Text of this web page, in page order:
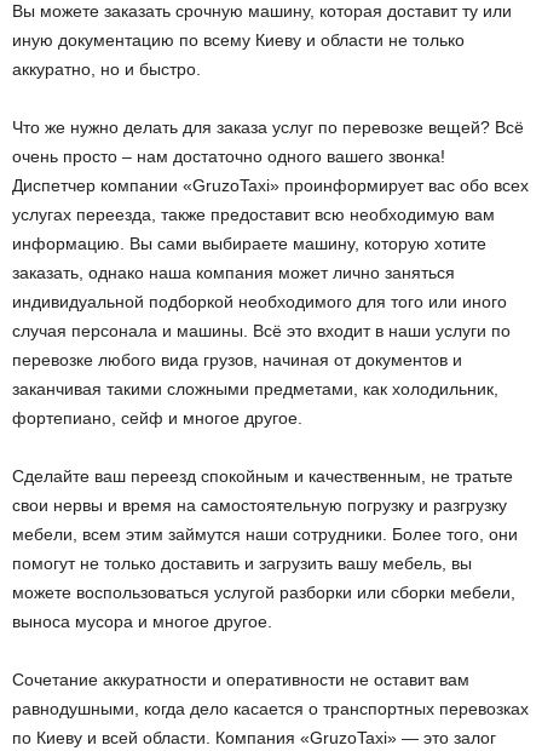
Вы можете заказать срочную машину, которая доставит ту или
иную документацию по всему Киеву и области не только
аккуратно, но и быстро.
Что же нужно делать для заказа услуг по перевозке вещей? Всё
очень просто – нам достаточно одного вашего звонка!
Диспетчер компании «GruzoTaxi» проинформирует вас обо всех
услугах переезда, также предоставит всю необходимую вам
информацию. Вы сами выбираете машину, которую хотите
заказать, однако наша компания может лично заняться
индивидуальной подборкой необходимого для того или иного
случая персонала и машины. Всё это входит в наши услуги по
перевозке любого вида грузов, начиная от документов и
заканчивая такими сложными предметами, как холодильник,
фортепиано, сейф и многое другое.
Сделайте ваш переезд спокойным и качественным, не тратьте
свои нервы и время на самостоятельную погрузку и разгрузку
мебели, всем этим займутся наши сотрудники. Более того, они
помогут не только доставить и загрузить вашу мебель, вы
можете воспользоваться услугой разборки или сборки мебели,
выноса мусора и многое другое.
Сочетание аккуратности и оперативности не оставит вам
равнодушными, когда дело касается о транспортных перевозках
по Киеву и всей области. Компания «GruzoTaxi» — это залог